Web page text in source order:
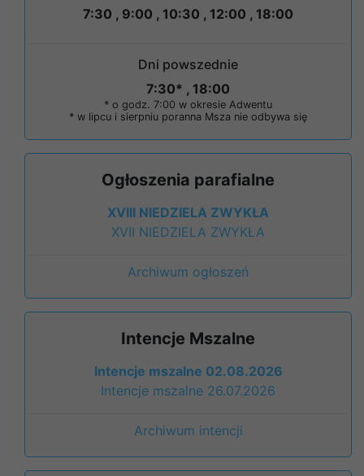
7:30 , 9:00 , 10:30 , 12:00 , 18:00
Dni powszednie
7:30* , 18:00
* o godz. 7:00 w okresie Adwentu
* w lipcu i sierpniu poranna Msza nie odbywa się
Ogłoszenia parafialne
XVIII NIEDZIELA ZWYKŁA
XVII NIEDZIELA ZWYKŁA
Archiwum ogłoszeń
Intencje Mszalne
Intencje mszalne 02.08.2026
Intencje mszalne 26.07.2026
Archiwum intencji